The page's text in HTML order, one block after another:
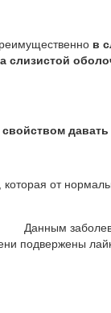
в
слизистой
давать
которая от
подвержены